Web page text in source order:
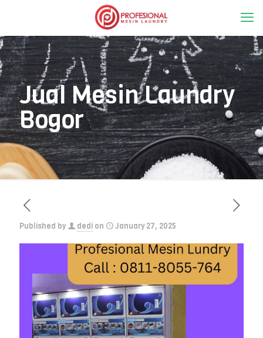
Jual Mesin Laundry
Bogor
Published by dedi on January 27, 2025